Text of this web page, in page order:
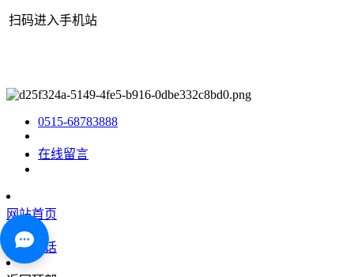
扫码进入手机站
0515-68783888
在线留言
网站首页
咨询电话